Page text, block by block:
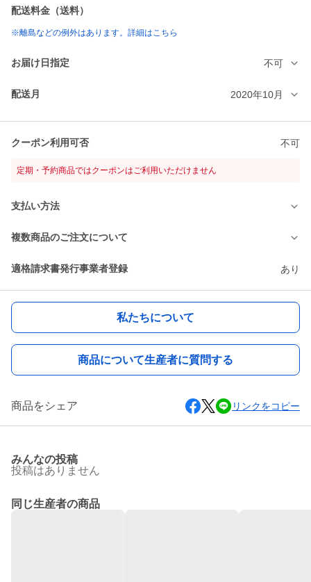
配送料金（送料）
※離島などの例外はあります。詳細はこちら
お届け日指定 不可
配送月 2020年10月
クーポン利用可否 不可
定期・予約商品ではクーポンはご利用いただけません
支払い方法
複数商品のご注文について
適格請求書発行事業者登録 あり
私たちについて
商品について生産者に質問する
商品をシェア リンクをコピー
みんなの投稿
投稿はありません
同じ生産者の商品